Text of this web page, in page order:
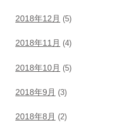
2018年12月 (5)
2018年11月 (4)
2018年10月 (5)
2018年9月 (3)
2018年8月 (2)